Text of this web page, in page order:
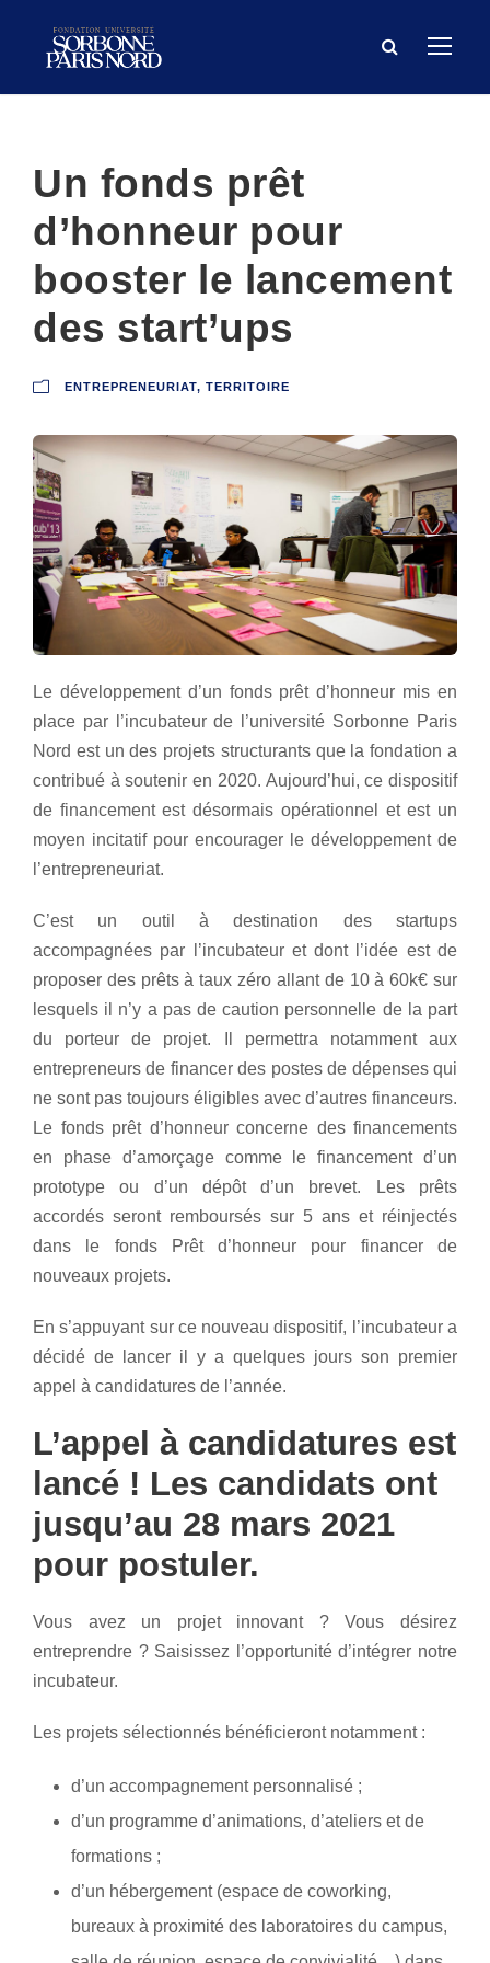
Un fonds prêt
d’honneur pour
booster le lancement
des start’ups
ENTREPRENEURIAT, TERRITOIRE
Le développement d’un fonds prêt d’honneur mis en
place par l’incubateur de l’université Sorbonne Paris
Nord est un des projets structurants que la fondation a
contribué à soutenir en 2020. Aujourd’hui, ce dispositif
de financement est désormais opérationnel et est un
moyen incitatif pour encourager le développement de
l’entrepreneuriat.
C’est un outil à destination des startups
accompagnées par l’incubateur et dont l’idée est de
proposer des prêts à taux zéro allant de 10 à 60k€ sur
lesquels il n’y a pas de caution personnelle de la part
du porteur de projet. Il permettra notamment aux
entrepreneurs de financer des postes de dépenses qui
ne sont pas toujours éligibles avec d’autres financeurs.
Le fonds prêt d’honneur concerne des financements
en phase d’amorçage comme le financement d’un
prototype ou d’un dépôt d’un brevet. Les prêts
accordés seront remboursés sur 5 ans et réinjectés
dans le fonds Prêt d’honneur pour financer de
nouveaux projets.
En s’appuyant sur ce nouveau dispositif, l’incubateur a
décidé de lancer il y a quelques jours son premier
appel à candidatures de l’année.
L’appel à candidatures est
lancé ! Les candidats ont
jusqu’au 28 mars 2021
pour postuler.
Vous avez un projet innovant ? Vous désirez
entreprendre ? Saisissez l’opportunité d’intégrer notre
incubateur.
Les projets sélectionnés bénéficieront notamment :
d’un accompagnement personnalisé ;
d’un programme d’animations, d’ateliers et de
formations ;
d’un hébergement (espace de coworking,
bureaux à proximité des laboratoires du campus,